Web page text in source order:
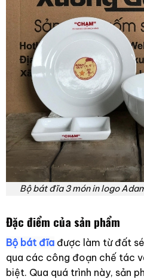
Bộ bát đĩa 3 món in logo
Đặc điểm của sản phẩm
Bộ bát đĩađược làm từ đất
qua các công đoạn chế tác
biệt. Qua quá trình này, sản